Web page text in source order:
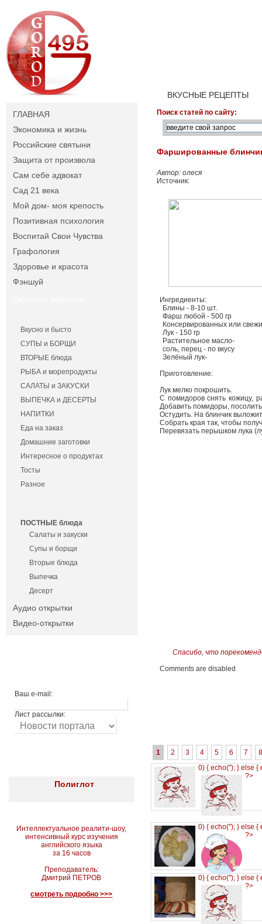
ГЛАВНАЯ
Экономика и жизнь
Российские святыни
Защита от произвола
Сам себе адвокат
Сад 21 века
Мой дом- моя крепость
Позитивная психология
Воспитай Свои Чувства
Графология
Здоровье и красота
Фэншуй
Вкусно и бысто
СУПЫ и БОРЩИ
ВТОРЫЕ блюда
РЫБА и морепродукты
САЛАТЫ и ЗАКУСКИ
ВЫПЕЧКА и ДЕСЕРТЫ
НАПИТКИ
Еда на заказ
Домашние заготовки
Интересное о продуктах
Тосты
Разное
ПОСТНЫЕ блюда
Салаты и закуски
Супы и борщи
Вторые блюда
Выпечка
Десерт
Аудио открытки
Видео-открытки
Ваш e-mail:
Лист рассылки:
Полиглот
Интеллектуальное реалити-шоу,
интенсивный курс изучения
английского языка
за 16 часов
Преподаватель:
Дмитрий ПЕТРОВ
смотреть подробно >>>
ВКУСНЫЕ РЕЦЕПТЫ
Поиск статей по сайту:
Фаршированные
Автор: олеся
Источник:
Ингредиенты:
Блины - 8-10 шт.
Фарш любой - 500 гр
Консервированных или
Лук - 150 гр
Растительное масло-
соль, перец - по вкусу
Зелёный лук-
Приготовление:
Лук мелко покрошить.
С помидоров снять кожицу,
Добавить помидоры,
Остудить. На блинчик
Собрать края так, чтобы
Перевязать перышком лука
Спасибо, что
Comments are disabled
1 2 3 4 5 6 7
8
0) { echo(''); } else {
?>
0) { echo(''); } else {
?>
0) { echo(''); } else {
?>